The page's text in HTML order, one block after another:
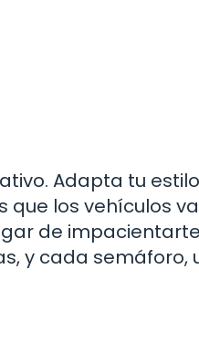
Adapta tu
que los vehículos
de
y cada semáforo,